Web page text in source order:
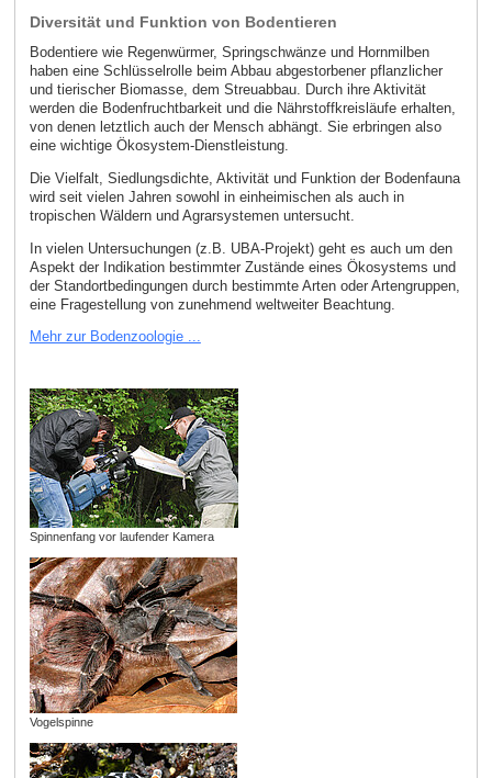
Diversität und Funktion von Bodentieren
Bodentiere wie Regenwürmer, Springschwänze und Hornmilben
haben eine Schlüsselrolle beim Abbau abgestorbener pflanzlicher
und tierischer Biomasse, dem Streuabbau. Durch ihre Aktivität
werden die Bodenfruchtbarkeit und die Nährstoffkreisläufe erhalten,
von denen letztlich auch der Mensch abhängt. Sie erbringen also
eine wichtige Ökosystem-Dienstleistung.
Die Vielfalt, Siedlungsdichte, Aktivität und Funktion der Bodenfauna
wird seit vielen Jahren sowohl in einheimischen als auch in
tropischen Wäldern und Agrarsystemen untersucht.
In vielen Untersuchungen (z.B. UBA-Projekt) geht es auch um den
Aspekt der Indikation bestimmter Zustände eines Ökosystems und
der Standortbedingungen durch bestimmte Arten oder Artengruppen,
eine Fragestellung von zunehmend weltweiter Beachtung.
Mehr zur Bodenzoologie ...
Spinnenfang vor laufender Kamera
Vogelspinne